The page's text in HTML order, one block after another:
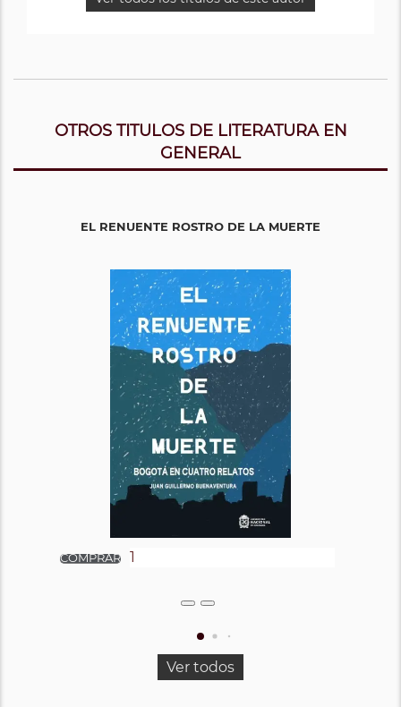
OTROS TITULOS DE LITERATURA EN
GENERAL
EL RENUENTE ROSTRO DE LA MUERTE
Ver todos